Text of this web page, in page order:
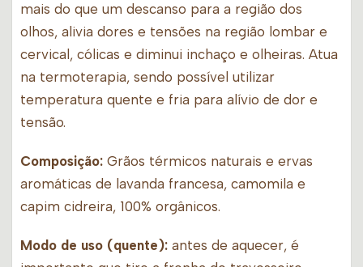
mais do que um descanso para a região dos
olhos, alivia dores e tensões na região lombar e
cervical, cólicas e diminui inchaço e olheiras. Atua
na termoterapia, sendo possível utilizar
temperatura quente e fria para alívio de dor e
tensão.
Composição: Grãos térmicos naturais e ervas
aromáticas de lavanda francesa, camomila e
capim cidreira, 100% orgânicos.
Modo de uso (quente): antes de aquecer, é